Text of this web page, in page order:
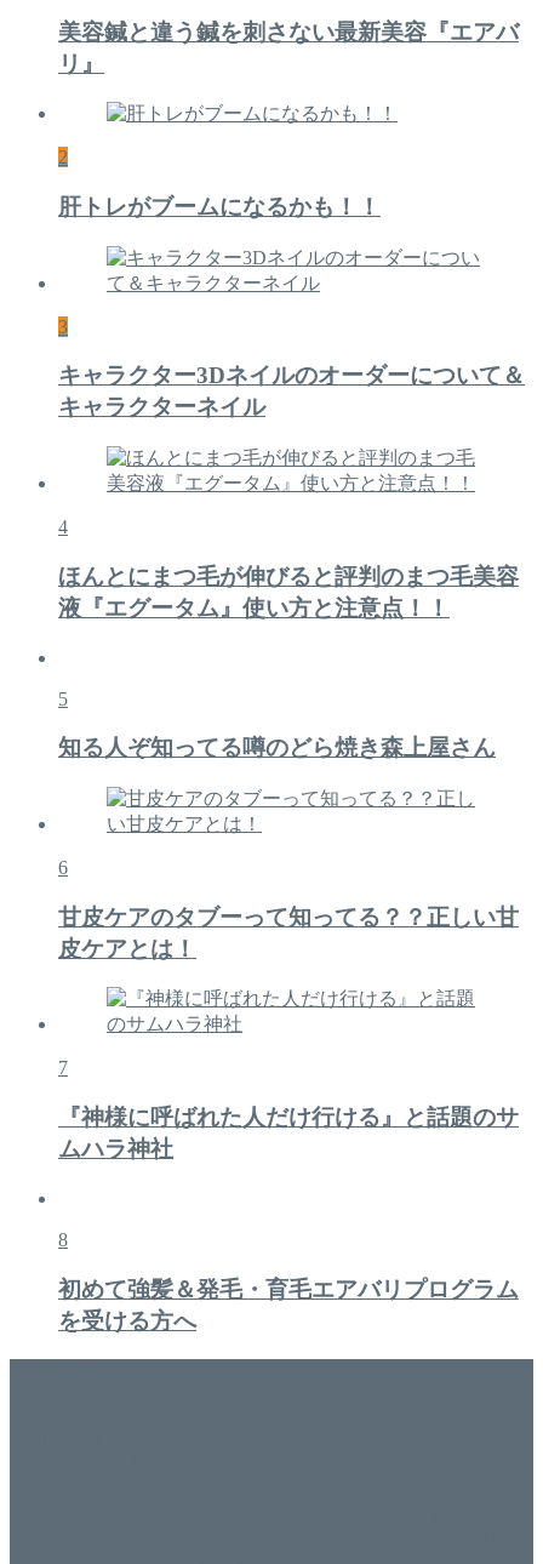
美容鍼と違う鍼を刺さない最新美容『エアバ
リ』
2
肝トレがブームになるかも！！
3
キャラクター3Dネイルのオーダーについて＆
キャラクターネイル
4
ほんとにまつ毛が伸びると評判のまつ毛美容
液『エグータム』使い方と注意点！！
5
知る人ぞ知ってる噂のどら焼き森上屋さん
6
甘皮ケアのタブーって知ってる？？正しい甘
皮ケアとは！
7
『神様に呼ばれた人だけ行ける』と話題のサ
ムハラ神社
8
初めて強髪＆発毛・育毛エアバリプログラム
を受ける方へ